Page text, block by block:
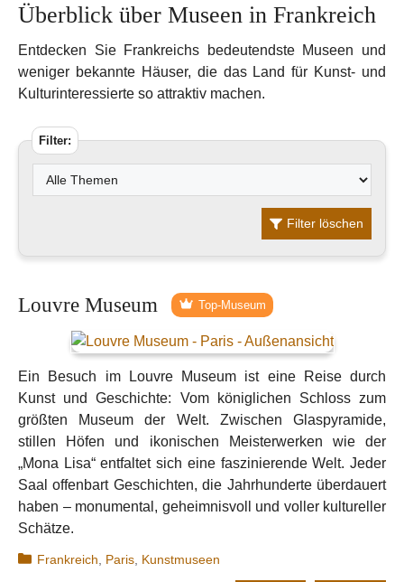
Überblick über Museen in Frankreich
Entdecken Sie Frankreichs bedeutendste Museen und
weniger bekannte Häuser, die das Land für Kunst- und
Kulturinteressierte so attraktiv machen.
Filter:
Filter löschen
Louvre Museum Top-Museum
Ein Besuch im Louvre Museum ist eine Reise durch
Kunst und Geschichte: Vom königlichen Schloss zum
größten Museum der Welt. Zwischen Glaspyramide,
stillen Höfen und ikonischen Meisterwerken wie der
„Mona Lisa“ entfaltet sich eine faszinierende Welt. Jeder
Saal offenbart Geschichten, die Jahrhunderte überdauert
haben – monumental, geheimnisvoll und voller kultureller
Schätze.
Kategorien
Frankreich Paris Kunstmuseen